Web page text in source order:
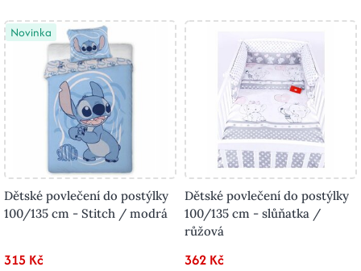
Novinka
Dětské povlečení do postýlky
100/135 cm - Stitch / modrá
315 Kč
Dětské povlečení do postýlky
100/135 cm - slůňatka /
růžová
362 Kč